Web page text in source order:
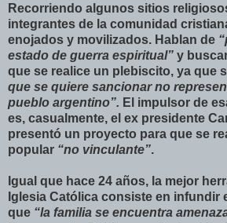
Recorriendo algunos sitios
integrantes de la comunidad
enojados y movilizados. Hablan de
estado de guerra espiritual” y
que se realice un plebiscito, ya que
que se quiere sancionar no
pueblo argentino”. El impulsor de
es, casualmente, el ex presidente
presentó un proyecto para que se
popular “no vinculante”.
Igual que hace 24 años, la mejor
Iglesia Católica consiste en infundir
que “la familia se encuentra